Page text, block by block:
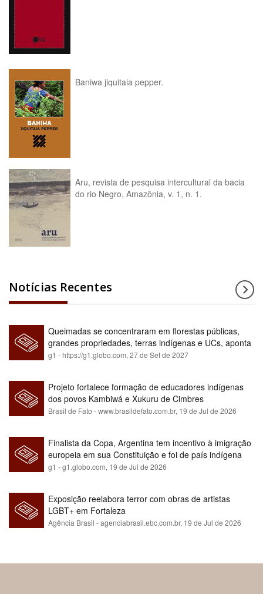
Baniwa jiquitaia pepper.
Aru, revista de pesquisa intercultural da bacia
do rio Negro, Amazônia, v. 1, n. 1.
Notícias Recentes
Queimadas se concentraram em florestas públicas,
grandes propriedades, terras indígenas e UCs, aponta
relatório
g1 - https://g1.globo.com, 27 de Set de 2027
Projeto fortalece formação de educadores indígenas
dos povos Kambiwá e Xukuru de Cimbres
Brasil de Fato - www.brasildefato.com.br, 19 de Jul de 2026
Finalista da Copa, Argentina tem incentivo à imigração
europeia em sua Constituição e foi de país indígena
para maioria branca
g1 - g1.globo.com, 19 de Jul de 2026
Exposição reelabora terror com obras de artistas
LGBT+ em Fortaleza
Agência Brasil - agenciabrasil.ebc.com.br, 19 de Jul de 2026